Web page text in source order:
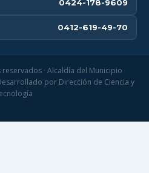
0424-178-9609
0412-619-49-70
· Alcaldía del Municipio
por Dirección de Ciencia y